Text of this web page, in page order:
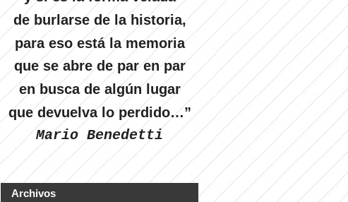
de burlarse de la historia,
para eso está la memoria
que se abre de par en par
en busca de algún lugar
que devuelva lo perdido…”
Mario Benedetti
Archivos